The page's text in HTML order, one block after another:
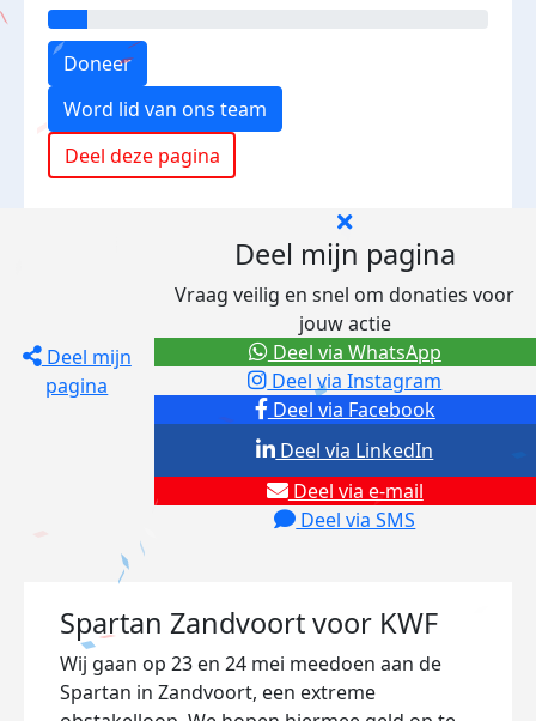
Doneer
Word lid van ons team
Deel deze pagina
Deel mijn
pagina
Deel mijn pagina
Vraag veilig en snel om donaties voor
jouw actie
Deel via Facebook
Deel via Instagram
Deel via e-mail
Deel via SMS
Deel via LinkedIn
Deel via WhatsApp
Spartan Zandvoort voor KWF
Wij gaan op 23 en 24 mei meedoen aan de
Spartan in Zandvoort, een extreme